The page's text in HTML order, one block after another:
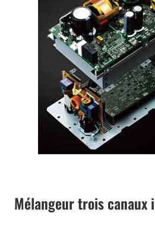
Mélangeur trois canaux